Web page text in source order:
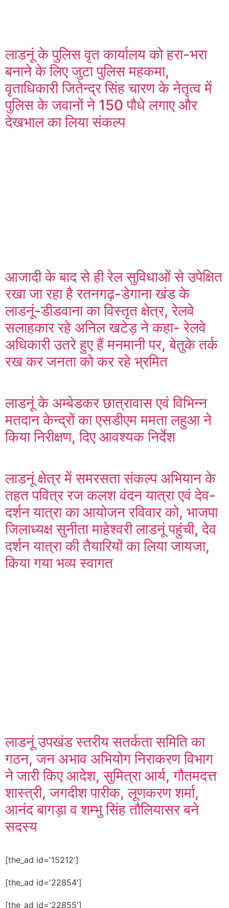
लाडनूं के पुलिस वृत कार्यालय को हरा-भरा
बनाने के लिए जुटा पुलिस महकमा,
वृताधिकारी जितेन्द्र सिंह चारण के नेतृत्व में
पुलिस के जवानों ने 150 पौधे लगाए और
देखभाल का लिया संकल्प
आजादी के बाद से ही रेल सुविधाओं से उपेक्षित
रखा जा रहा है रतनगढ़-डेगाना खंड के
लाडनूं-डीडवाना का विस्तृत क्षेत्र, रेलवे
सलाहकार रहे अनिल खटेड़ ने कहा- रेलवे
अधिकारी उतरे हुए हैं मनमानी पर, बेतुके तर्क
रख कर जनता को कर रहे भ्रमित
लाडनूं के अम्बेडकर छात्रावास एवं विभिन्न
मतदान केन्द्रों का एसडीएम ममता लहुआ ने
किया निरीक्षण, दिए आवश्यक निर्देश
लाडनूं क्षेत्र में समरसता संकल्प अभियान के
तहत पवित्र रज कलश वंदन यात्रा एवं देव-
दर्शन यात्रा का आयोजन रविवार को, भाजपा
जिलाध्यक्ष सुनीता माहेश्वरी लाडनूं पहुंची, देव
दर्शन यात्रा की तैयारियों का लिया जायजा,
किया गया भव्य स्वागत
लाडनूं उपखंड स्तरीय सतर्कता समिति का
गठन, जन अभाव अभियोग निराकरण विभाग
ने जारी किए आदेश, सुमित्रा आर्य, गौतमदत्त
शास्त्री, जगदीश पारीक, लूणकरण शर्मा,
आनंद बागड़ा व शम्भु सिंह तौलियासर बने
सदस्य
[the_ad id='15212']
[the_ad id='22854']
[the_ad id='22855']